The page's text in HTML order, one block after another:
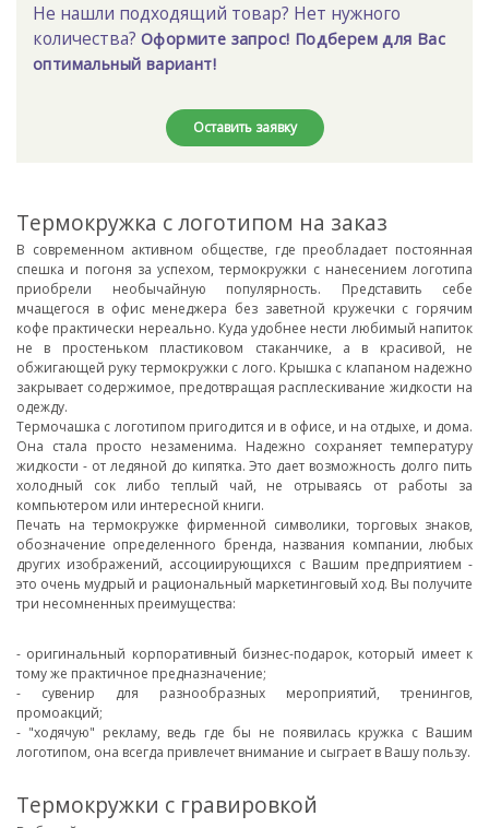
Не нашли подходящий товар? Нет нужного
количества? Оформите запрос! Подберем для Вас
оптимальный вариант!
Оставить заявку
Термокружка с логотипом на заказ
В современном активном обществе, где преобладает постоянная
спешка и погоня за успехом, термокружки с нанесением логотипа
приобрели необычайную популярность. Представить себе
мчащегося в офис менеджера без заветной кружечки с горячим
кофе практически нереально. Куда удобнее нести любимый напиток
не в простеньком пластиковом стаканчике, а в красивой, не
обжигающей руку термокружки с лого. Крышка с клапаном надежно
закрывает содержимое, предотвращая расплескивание жидкости на
одежду.
Термочашка с логотипом пригодится и в офисе, и на отдыхе, и дома.
Она стала просто незаменима. Надежно сохраняет температуру
жидкости - от ледяной до кипятка. Это дает возможность долго пить
холодный сок либо теплый чай, не отрываясь от работы за
компьютером или интересной книги.
Печать на термокружке фирменной символики, торговых знаков,
обозначение определенного бренда, названия компании, любых
других изображений, ассоциирующихся с Вашим предприятием -
это очень мудрый и рациональный маркетинговый ход. Вы получите
три несомненных преимущества:
- оригинальный корпоративный бизнес-подарок, который имеет к
тому же практичное предназначение;
- сувенир для разнообразных мероприятий, тренингов,
промоакций;
- "ходячую" рекламу, ведь где бы не появилась кружка с Вашим
логотипом, она всегда привлечет внимание и сыграет в Вашу пользу.
Термокружки с гравировкой